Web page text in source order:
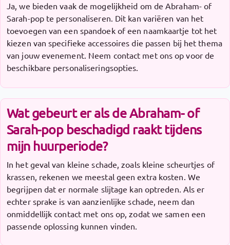
Ja, we bieden vaak de mogelijkheid om de Abraham- of
Sarah-pop te personaliseren. Dit kan variëren van het
toevoegen van een spandoek of een naamkaartje tot het
kiezen van specifieke accessoires die passen bij het thema
van jouw evenement. Neem contact met ons op voor de
beschikbare personaliseringsopties.
Wat gebeurt er als de Abraham- of
Sarah-pop beschadigd raakt tijdens
mijn huurperiode?
In het geval van kleine schade, zoals kleine scheurtjes of
krassen, rekenen we meestal geen extra kosten. We
begrijpen dat er normale slijtage kan optreden. Als er
echter sprake is van aanzienlijke schade, neem dan
onmiddellijk contact met ons op, zodat we samen een
passende oplossing kunnen vinden.